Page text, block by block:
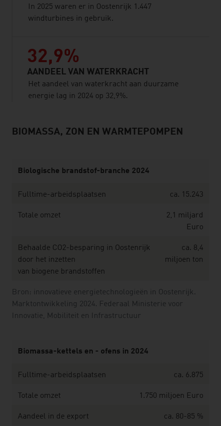
In 2025 waren er in Oostenrijk 1.447
windturbines in gebruik.
32,9%
AANDEEL VAN WATERKRACHT
Het aandeel van waterkracht aan duurzame
energie lag in 2024 op 32,9%.
listen
BIOMASSA, ZON EN WARMTEPOMPEN
Bron: innovatieve energietechnologieën in Oostenrijk.
Marktontwikkeling 2024. Federaal Ministerie voor
Innovatie, Mobiliteit en Infrastructuur
Biologische brandstof-branche 2024
Fulltime-arbeidsplaatsen ca. 15.243
Totale omzet
2,1 miljard
Euro
Behaalde CO2-besparing in Oostenrijk
door het inzetten
van biogene brandstoffen
ca. 8,4
miljoen ton
Biomassa-kettels en - ofens in 2024
Fulltime-arbeidsplaatsen ca. 6.875
Totale omzet 1.750 miljoen Euro
Aandeel in de export ca. 80-85 %